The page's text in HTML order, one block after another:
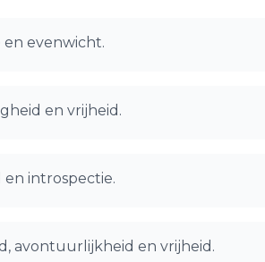
en evenwicht.
en vrijheid.
introspectie.
avontuurlijkheid en vrijheid.